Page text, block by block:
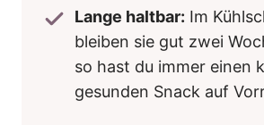
Lange haltbar: Im
bleiben sie gut zwei
so hast du immer einen
gesunden Snack auf